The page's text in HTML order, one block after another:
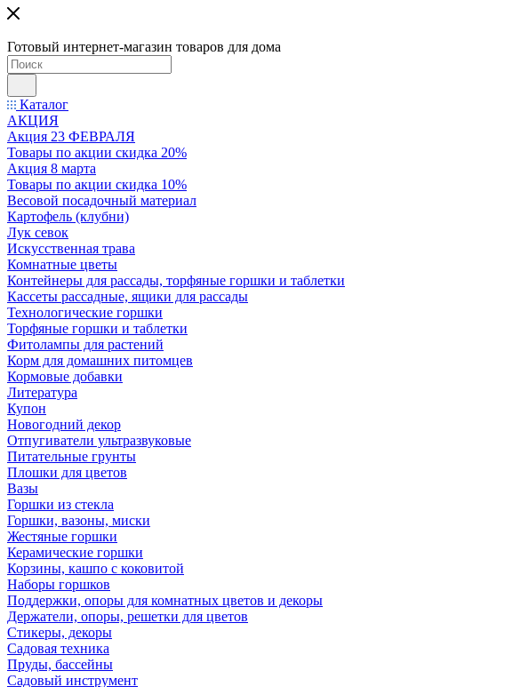
Готовый интернет-магазин товаров для дома
Каталог
АКЦИЯ
Акция 23 ФЕВРАЛЯ
Товары по акции скидка 20%
Акция 8 марта
Товары по акции скидка 10%
Весовой посадочный материал
Картофель (клубни)
Лук севок
Искусственная трава
Комнатные цветы
Контейнеры для рассады, торфяные горшки и таблетки
Кассеты рассадные, ящики для рассады
Технологические горшки
Торфяные горшки и таблетки
Фитолампы для растений
Корм для домашних питомцев
Кормовые добавки
Литература
Купон
Новогодний декор
Отпугиватели ультразвуковые
Питательные грунты
Плошки для цветов
Вазы
Горшки из стекла
Горшки, вазоны, миски
Жестяные горшки
Керамические горшки
Корзины, кашпо с коковитой
Наборы горшков
Поддержки, опоры для комнатных цветов и декоры
Держатели, опоры, решетки для цветов
Стикеры, декоры
Садовая техника
Пруды, бассейны
Садовый инструмент